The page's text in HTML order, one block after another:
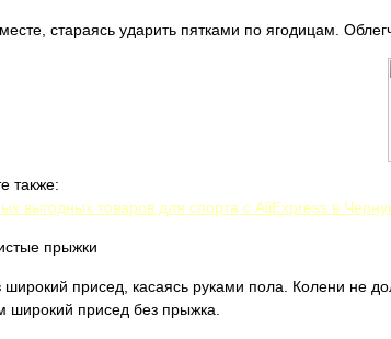
стараясь ударить пятками по ягодицам.
также:
выгодных товаров для спорта с AliExpress в
прыжки
присед, касаясь руками пола. Колени не
широкий присед без прыжка.